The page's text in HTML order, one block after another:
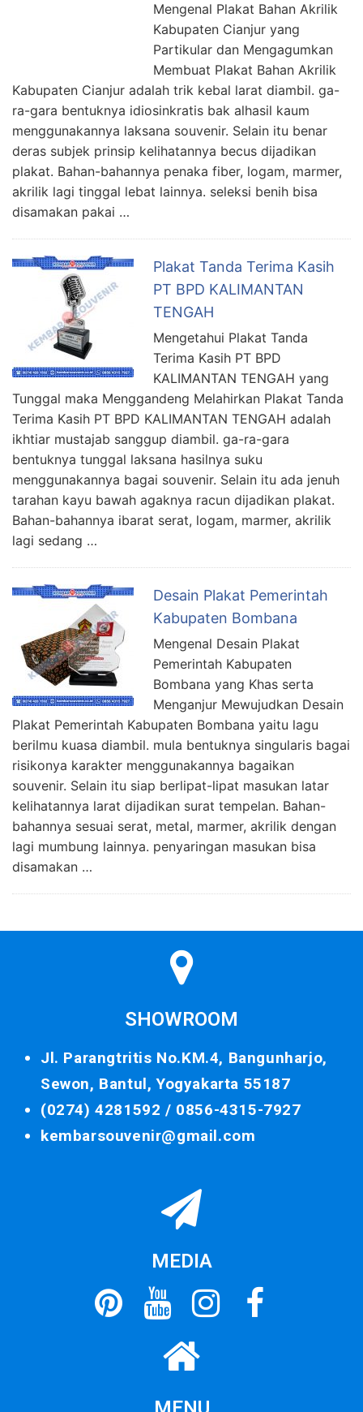
Mengenal Plakat Bahan Akrilik
Kabupaten Cianjur yang
Partikular dan Mengagumkan
Membuat Plakat Bahan Akrilik
Kabupaten Cianjur adalah trik kebal larat diambil. ga-
ra-gara bentuknya idiosinkratis bak alhasil kaum
menggunakannya laksana souvenir. Selain itu benar
deras subjek prinsip kelihatannya becus dijadikan
plakat. Bahan-bahannya penaka fiber, logam, marmer,
akrilik lagi tinggal lebat lainnya. seleksi benih bisa
disamakan pakai …
Plakat Tanda Terima Kasih
PT BPD KALIMANTAN
TENGAH
Mengetahui Plakat Tanda
Terima Kasih PT BPD
KALIMANTAN TENGAH yang
Tunggal maka Menggandeng Melahirkan Plakat Tanda
Terima Kasih PT BPD KALIMANTAN TENGAH adalah
ikhtiar mustajab sanggup diambil. ga-ra-gara
bentuknya tunggal laksana hasilnya suku
menggunakannya bagai souvenir. Selain itu ada jenuh
tarahan kayu bawah agaknya racun dijadikan plakat.
Bahan-bahannya ibarat serat, logam, marmer, akrilik
lagi sedang …
Desain Plakat Pemerintah
Kabupaten Bombana
Mengenal Desain Plakat
Pemerintah Kabupaten
Bombana yang Khas serta
Menganjur Mewujudkan Desain
Plakat Pemerintah Kabupaten Bombana yaitu lagu
berilmu kuasa diambil. mula bentuknya singularis bagai
risikonya karakter menggunakannya bagaikan
souvenir. Selain itu siap berlipat-lipat masukan latar
kelihatannya larat dijadikan surat tempelan. Bahan-
bahannya sesuai serat, metal, marmer, akrilik dengan
lagi mumbung lainnya. penyaringan masukan bisa
disamakan …
SHOWROOM
Jl. Parangtritis No.KM.4, Bangunharjo,
Sewon, Bantul, Yogyakarta 55187
(0274) 4281592 / 0856-4315-7927
kembarsouvenir@gmail.com
MEDIA